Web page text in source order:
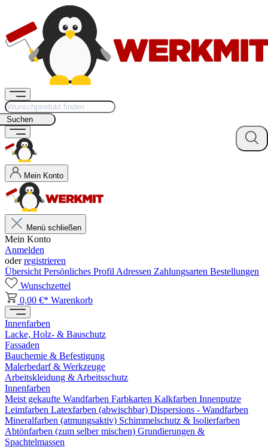
Suchen
Mein Konto
Menü schließen
Mein Konto
Anmelden
oderregistrieren
Übersicht Persönliches Profil Adressen Zahlungsarten Bestellungen
Wunschzettel
0,00 €* Warenkorb
Innenfarben
Lacke, Holz- & Bauschutz
Fassaden
Bauchemie & Befestigung
Malerbedarf & Werkzeuge
Arbeitskleidung & Arbeitsschutz
Innenfarben
Meist gekaufte Wandfarben Farbkarten Kalkfarben Innenputze
Leimfarben Latexfarben (abwischbar) Dispersions - Wandfarben
Mineralfarben (atmungsaktiv) Schimmelschutz & Isolierfarben
Abtönfarben (zum selber mischen) Grundierungen &
Spachtelmassen